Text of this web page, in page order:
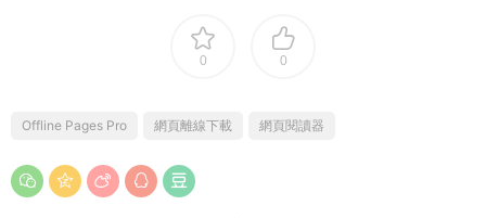
0 0
Offline Pages Pro 網頁離線下載 網頁閱讀器